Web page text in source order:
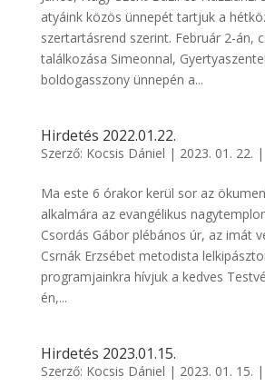
atyáink közös ünnepét tartjuk a
szertartásrend szerint. Február 2-án,
találkozása Simeonnal,
boldogasszony ünnepén a...
Hirdetés 2022.01.22.
Szerző: Kocsis Dániel | 2023. 01. 22. |
Ma este 6 órakor kerül sor az
alkalmára az evangélikus
Csordás Gábor plébános úr, az imát
Csrnák Erzsébet metodista
programjainkra hívjuk a kedves
én,...
Hirdetés 2023.01.15.
Szerző: Kocsis Dániel | 2023. 01. 15. |